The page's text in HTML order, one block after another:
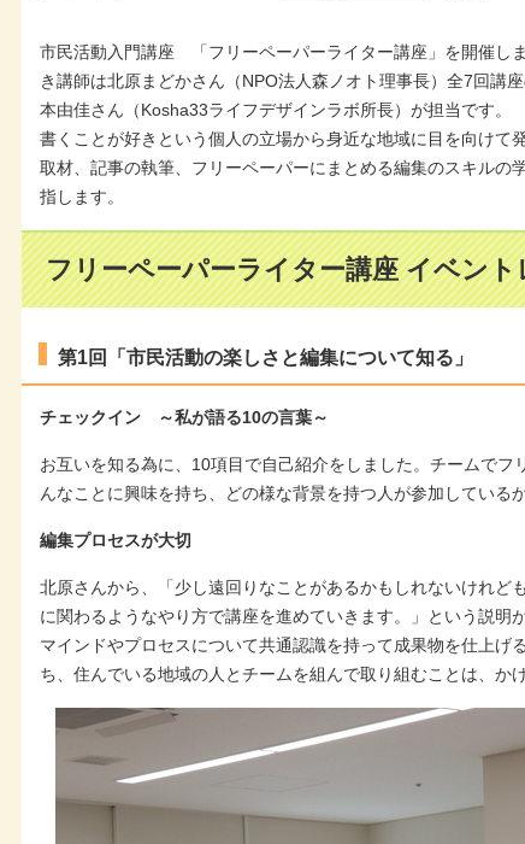
市民活動入門講座 「フリーペーパーライター講座」を開催し
き講師は北原まどかさん（NPO法人森ノオト理事長）全7回講
本由佳さん（Kosha33ライフデザインラボ所長）が担当です。
書くことが好きという個人の立場から身近な地域に目を向けて
取材、記事の執筆、フリーペーパーにまとめる編集のスキルの
指します。
フリーペーパーライター講座 イベント
第1回「市民活動の楽しさと編集について知る」
チェックイン ～私が語る10の言葉～
お互いを知る為に、10項目で自己紹介をしました。チームで
んなことに興味を持ち、どの様な背景を持つ人が参加している
編集プロセスが大切
北原さんから、「少し遠回りなことがあるかもしれないけれど
に関わるようなやり方で講座を進めていきます。」という説明
マインドやプロセスについて共通認識を持って成果物を仕上げ
ち、住んでいる地域の人とチームを組んで取り組むことは、か